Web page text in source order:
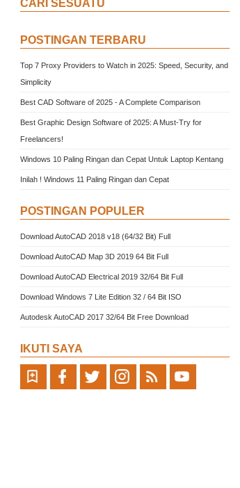
CARI SESUATU
POSTINGAN TERBARU
Top 7 Proxy Providers to Watch in 2025: Speed, Security, and
Simplicity
Best CAD Software of 2025 - A Complete Comparison
Best Graphic Design Software of 2025: A Must-Try for
Freelancers!
Windows 10 Paling Ringan dan Cepat Untuk Laptop Kentang
Inilah ! Windows 11 Paling Ringan dan Cepat
POSTINGAN POPULER
Download AutoCAD 2018 v18 (64/32 Bit) Full
Download AutoCAD Map 3D 2019 64 Bit Full
Download AutoCAD Electrical 2019 32/64 Bit Full
Download Windows 7 Lite Edition 32 / 64 Bit ISO
Autodesk AutoCAD 2017 32/64 Bit Free Download
IKUTI SAYA